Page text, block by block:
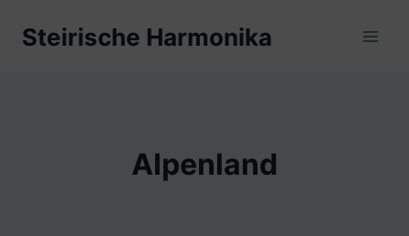
InhaltSteirische Harmonika
Alpenland